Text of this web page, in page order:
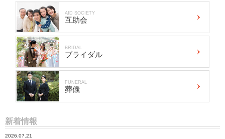
AID SOCIETY
互助会
BRIDAL
ブライダル
FUNERAL
葬儀
新着情報
2026.07.21